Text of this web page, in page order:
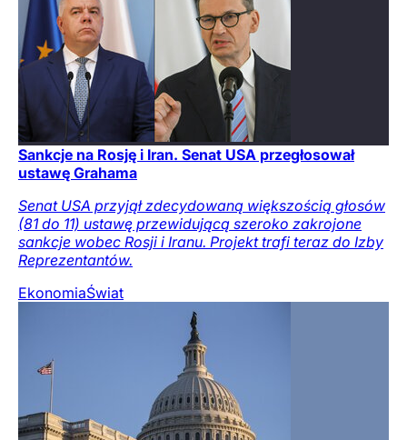
Sankcje na Rosję i Iran. Senat USA przegłosował
ustawę Grahama
Senat USA przyjął zdecydowaną większością głosów
(81 do 11) ustawę przewidującą szeroko zakrojone
sankcje wobec Rosji i Iranu. Projekt trafi teraz do Izby
Reprezentantów.
EkonomiaŚwiat